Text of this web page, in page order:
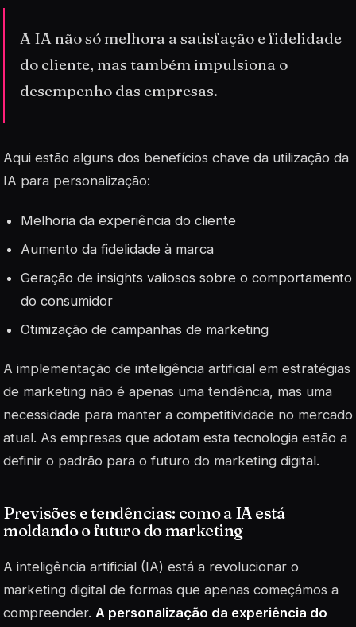
A IA não só melhora a satisfação e fidelidade
do cliente, mas também impulsiona o
desempenho das empresas.
Aqui estão alguns dos benefícios chave da utilização da
IA para personalização:
Melhoria da experiência do cliente
Aumento da fidelidade à marca
Geração de insights valiosos sobre o comportamento
do consumidor
Otimização de campanhas de marketing
A implementação de inteligência artificial em estratégias
de marketing não é apenas uma tendência, mas uma
necessidade para manter a competitividade no mercado
atual. As empresas que adotam esta tecnologia estão a
definir o padrão para o futuro do marketing digital.
Previsões e tendências: como a IA está
moldando o futuro do marketing
A inteligência artificial (IA) está a revolucionar o
marketing digital de formas que apenas começámos a
compreender. A personalização da experiência do